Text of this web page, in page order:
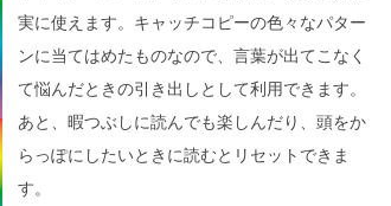
実に使えます。キャッチコピーの色々なパター
ンに当てはめたものなので、言葉が出てこなく
て悩んだときの引き出しとして利用できます。
あと、暇つぶしに読んでも楽しんだり、頭をか
らっぽにしたいときに読むとリセットできま
す。